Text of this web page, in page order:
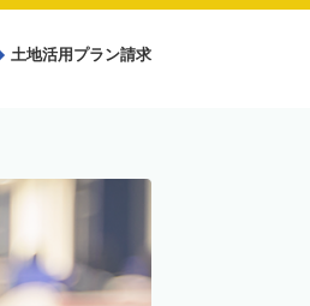
土地活用プラン請求